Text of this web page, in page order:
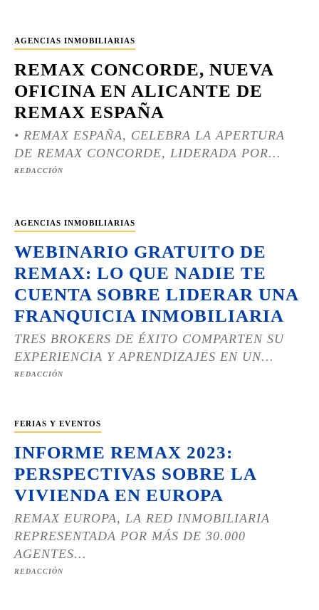
AGENCIAS INMOBILIARIAS
REMAX CONCORDE, NUEVA
OFICINA EN ALICANTE DE
REMAX ESPAÑA
• REMAX ESPAÑA, CELEBRA LA APERTURA
DE REMAX CONCORDE, LIDERADA POR...
REDACCIÓN
AGENCIAS INMOBILIARIAS
WEBINARIO GRATUITO DE
REMAX: LO QUE NADIE TE
CUENTA SOBRE LIDERAR UNA
FRANQUICIA INMOBILIARIA
TRES BROKERS DE ÉXITO COMPARTEN SU
EXPERIENCIA Y APRENDIZAJES EN UN...
REDACCIÓN
FERIAS Y EVENTOS
INFORME REMAX 2023:
PERSPECTIVAS SOBRE LA
VIVIENDA EN EUROPA
REMAX EUROPA, LA RED INMOBILIARIA
REPRESENTADA POR MÁS DE 30.000
AGENTES...
REDACCIÓN